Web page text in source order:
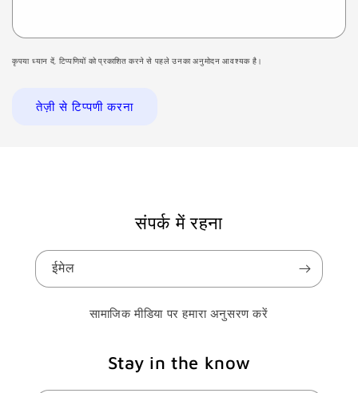
कृपया ध्यान दें, टिप्पणियों को प्रकाशित करने से पहले उनका अनुमोदन आवश्यक है।
संपर्क में रहना
ईमेल
सामाजिक मीडिया पर हमारा अनुसरण करें
Stay in the know